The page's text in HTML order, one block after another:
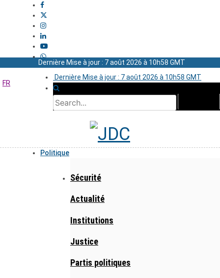
Dernière Mise à jour : 7 août 2026 à 10h58 GMT
Dernière Mise à jour : 7 août 2026 à 10h58 GMT
FR
Politique
Sécurité
Actualité
Institutions
Justice
Partis politiques